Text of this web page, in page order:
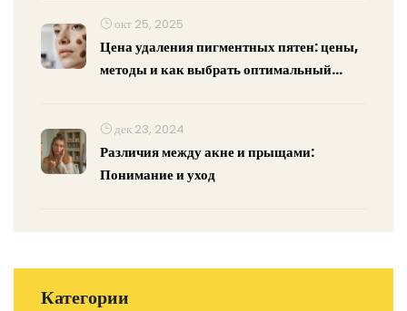
окт 25, 2025
Цена удаления пигментных пятен: цены,
методы и как выбрать оптимальный
дек 23, 2024
Различия между акне и прыщами:
Понимание и уход
Категории